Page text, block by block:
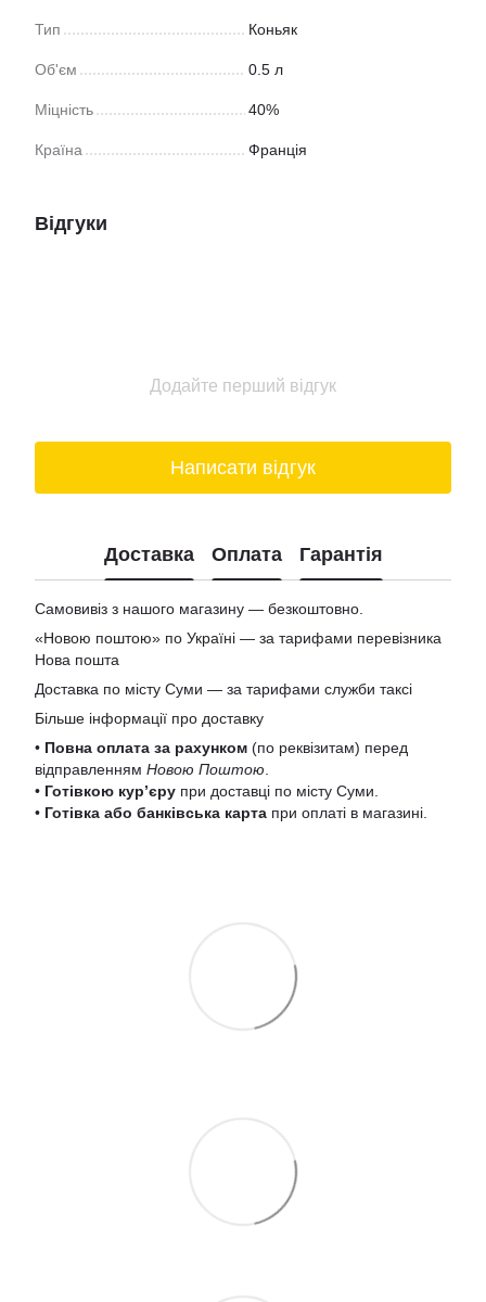
Тип Коньяк
Об'єм 0.5 л
Міцність 40%
Країна Франція
Відгуки
Додайте перший відгук
Написати відгук
Доставка Оплата Гарантія
Самовивіз з нашого магазину — безкоштовно.
«Новою поштою» по Україні — за тарифами перевізника
Нова пошта
Доставка по місту Суми — за тарифами служби таксі
Більше інформації про доставку
• Повна оплата за рахунком (по реквізитам) перед
відправленням Новою Поштою
• Готівкою кур’єру при доставці по місту Суми.
• Готівка або банківська карта при оплаті в магазині.